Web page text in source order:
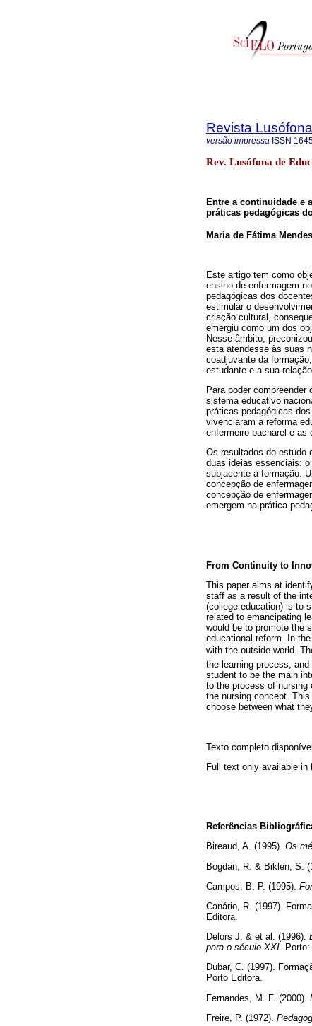
Revista
versão impressa ISSN
Rev. Lusófona de
Entre a continuidade e
práticas pedagógicas
Maria de Fátima
Este artigo tem como
ensino de enfermagem
pedagógicas dos
estimular o
criação cultural,
emergiu como um dos
Nesse âmbito,
esta atendesse às suas
coadjuvante da
estudante e a sua
Para poder
sistema educativo
práticas pedagógicas
vivenciaram a reforma
enfermeiro bacharel e
Os resultados do estudo
duas ideias essenciais:
subjacente à formação.
concepção de
concepção de
emergem na prática
From Continuity to
This paper aims at
staff as a result of the
(college education) is to
related to emancipating
would be to promote the
educational reform. In
with the outside world.
the learning process,
student to be the main
to the process of nursing
the nursing concept.
choose between what
Texto completo
Full text only available in
Referências
Bireaud, A. (1995). Os
Bogdan, R. & Biklen, S.
Campos, B. P. (1995).
Canário, R. (1997).
Editora.
Delors J. & et al. (1996).
para o século XXI.
Dubar, C. (1997).
Porto Editora.
Fernandes, M. F. (2000).
Freire, P. (1972).